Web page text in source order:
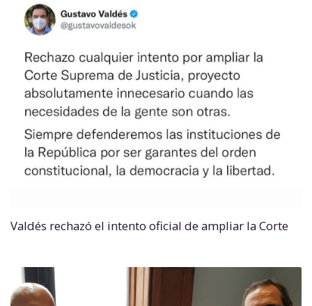
Valdés rechazó el intento oficial de ampliar la Corte